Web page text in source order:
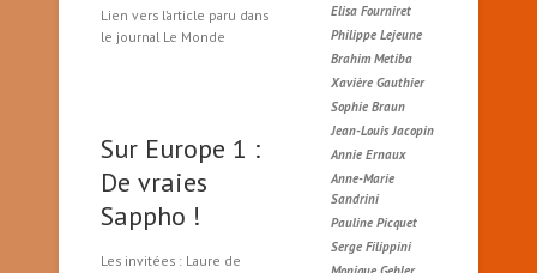
Lien vers l’article paru dans
le journal Le Monde
Sur Europe 1 :
De vraies
Sappho !
Les invitées : Laure de
Elisa Fourniret
Philippe Lejeune
Brahim Metiba
Xavière Gauthier
Sophie Braun
Jean-Louis Jacopin
Annie Ernaux
Anne-Marie
Sandrini
Pauline Picquet
Serge Filippini